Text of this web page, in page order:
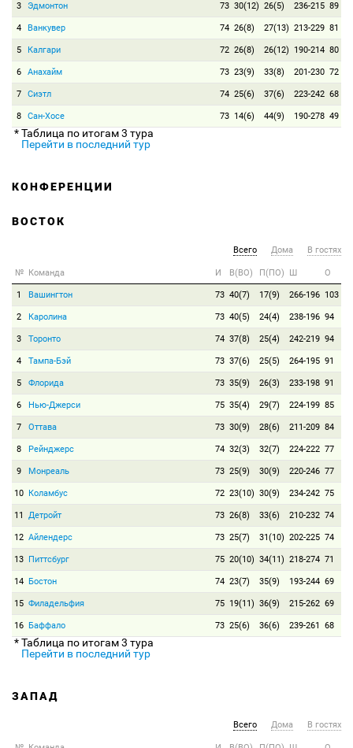
3 Эдмонтон 73 30(12) 26(5) 236-215 89
4 Ванкувер 74 26(8) 27(13) 213-229 81
5 Калгари 72 26(8) 26(12) 190-214 80
6 Анахайм 73 23(9) 33(8) 201-230 72
7 Сиэтл 74 25(6) 37(6) 223-242 68
8 Сан-Хосе 73 14(6) 44(9) 190-278 49
* Таблица по итогам 3 тура
Перейти в последний тур
КОНФЕРЕНЦИИ
ВОСТОК
Всего Дома В гостях
№ Команда И В(ВО) П(ПО) Ш О
1 Вашингтон 73 40(7) 17(9) 266-196 103
2 Каролина 73 40(5) 24(4) 238-196 94
3 Торонто 74 37(8) 25(4) 242-219 94
4 Тампа-Бэй 73 37(6) 25(5) 264-195 91
5 Флорида 73 35(9) 26(3) 233-198 91
6 Нью-Джерси 75 35(4) 29(7) 224-199 85
7 Оттава 73 30(9) 28(6) 211-209 84
8 Рейнджерс 74 32(3) 32(7) 224-222 77
9 Монреаль 73 25(9) 30(9) 220-246 77
10 Коламбус 72 23(10) 30(9) 234-242 75
11 Детройт 73 26(8) 33(6) 210-232 74
12 Айлендерс 73 25(7) 31(10) 202-225 74
13 Питтсбург 75 20(10) 34(11) 218-274 71
14 Бостон 74 23(7) 35(9) 193-244 69
15 Филадельфия 75 19(11) 36(9) 215-262 69
16 Баффало 73 25(6) 36(6) 239-261 68
* Таблица по итогам 3 тура
Перейти в последний тур
ЗАПАД
Всего Дома В гостях